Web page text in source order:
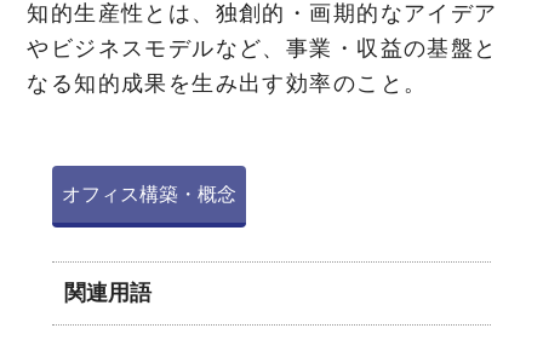
知的生産性とは、独創的・画期的なアイデア
やビジネスモデルなど、事業・収益の基盤と
なる知的成果を生み出す効率のこと。
オフィス構築・概念
関連用語